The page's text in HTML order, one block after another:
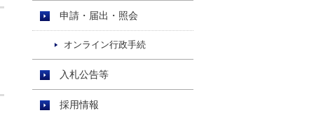
申請・届出・照会
オンライン行政手続
入札公告等
採用情報